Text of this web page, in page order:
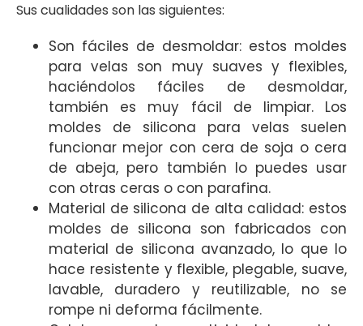
Sus cualidades son las siguientes:
Son fáciles de desmoldar: estos moldes
para velas son muy suaves y flexibles,
haciéndolos fáciles de desmoldar,
también es muy fácil de limpiar. Los
moldes de silicona para velas suelen
funcionar mejor con cera de soja o cera
de abeja, pero también lo puedes usar
con otras ceras o con parafina.
Material de silicona de alta calidad: estos
moldes de silicona son fabricados con
material de silicona avanzado, lo que lo
hace resistente y flexible, plegable, suave,
lavable, duradero y reutilizable, no se
rompe ni deforma fácilmente.